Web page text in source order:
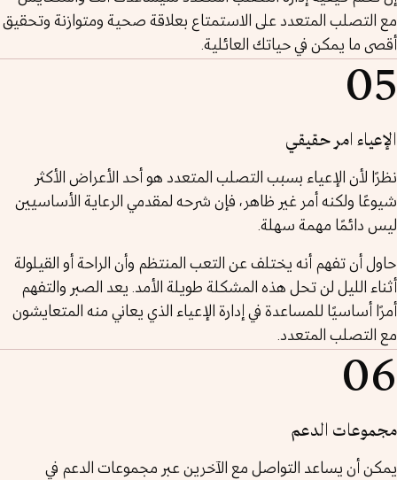
مع التصلب المتعدد على الاستمتاع بعلاقة صحية ومتوازنة وتحقيق
أقصى ما يمكن في حياتك العائلية.
05
الإعياء امر حقيقي
نظرًا لأن الإعياء بسبب التصلب المتعدد هو أحد الأعراض الأكثر
شيوعًا ولكنه أمر غير ظاهر، فإن شرحه لمقدمي الرعاية الأساسيين
ليس دائمًا مهمة سهلة.
حاول أن تفهم أنه يختلف عن التعب المنتظم وأن الراحة أو القيلولة
أثناء الليل لن تحل هذه المشكلة طويلة الأمد. يعد الصبر والتفهم
أمرًا أساسيًا للمساعدة في إدارة الإعياء الذي يعاني منه المتعايشون
مع التصلب المتعدد.
06
مجموعات الدعم
يمكن أن يساعد التواصل مع الآخرين عبر مجموعات الدعم في